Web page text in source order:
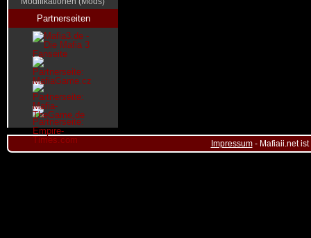
Partnerseiten
Impressum- Mafiaii.net ist